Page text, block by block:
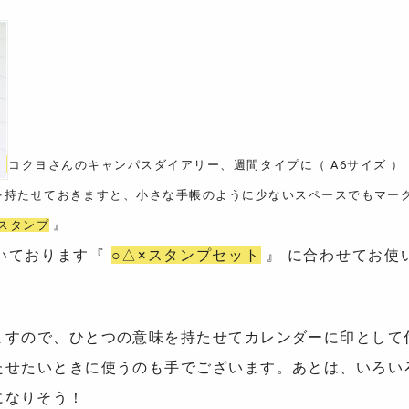
コクヨさんのキャンパスダイアリー、週間タイプに（ A6サイズ
たせておきますと、小さな手帳のように少ないスペースでもマー
タンプ 』
ております『 ○△×スタンプセット 』 に合わせてお使
ので、ひとつの意味を持たせてカレンダーに印とし
たいときに使うのも手でございます。あとは、いろ
りそう！